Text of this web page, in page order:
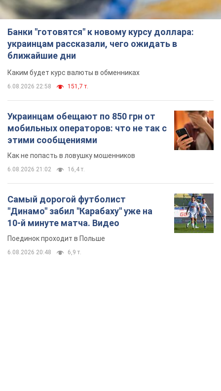
Банки "готовятся" к новому курсу доллара:
украинцам рассказали, чего ожидать в
ближайшие дни
Каким будет курс валюты в обменниках
6.08.2026 22:58 151,7 т.
Украинцам обещают по 850 грн от
мобильных операторов: что не так с
этими сообщениями
Как не попасть в ловушку мошенников
6.08.2026 21:02 16,4 т.
Самый дорогой футболист
"Динамо" забил "Карабаху" уже на
10-й минуте матча. Видео
Поединок проходит в Польше
6.08.2026 20:48 6,9 т.